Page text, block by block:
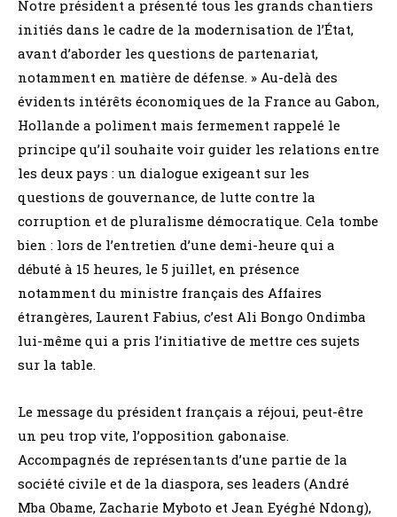
Notre président a présenté tous les grands chantiers
initiés dans le cadre de la modernisation de l’État,
avant d’aborder les questions de partenariat,
notamment en matière de défense. » Au-delà des
évidents intérêts économiques de la France au Gabon,
Hollande a poliment mais fermement rappelé le
principe qu’il souhaite voir guider les relations entre
les deux pays : un dialogue exigeant sur les
questions de gouvernance, de lutte contre la
corruption et de pluralisme démocratique. Cela tombe
bien : lors de l’entretien d’une demi-heure qui a
débuté à 15 heures, le 5 juillet, en présence
notamment du ministre français des Affaires
étrangères, Laurent Fabius, c’est Ali Bongo Ondimba
lui-même qui a pris l’initiative de mettre ces sujets
sur la table.
Le message du président français a réjoui, peut-être
un peu trop vite, l’opposition gabonaise.
Accompagnés de représentants d’une partie de la
société civile et de la diaspora, ses leaders (André
Mba Obame, Zacharie Myboto et Jean Eyéghé Ndong),